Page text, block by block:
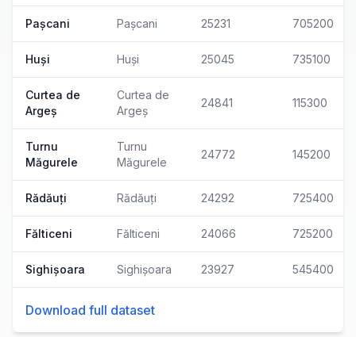
Pașcani Pașcani 25231 705200
Huși Huși 25045 735100
Curtea de
Argeș
Curtea de
Argeș
24841 115300
Turnu
Măgurele
Turnu
Măgurele
24772 145200
Rădăuți Rădăuți 24292 725400
Fălticeni Fălticeni 24066 725200
Sighișoara Sighișoara 23927 545400
Download full dataset